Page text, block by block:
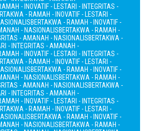
- INOVATIF - LESTARI - INTEGRITAS -
- RAMAH - INOVATIF - LESTARI -
BERTAKWA - RAMAH - INOVATIF -
- NASIONALISBERTAKWA - RAMAH -
- AMANAH - NASIONALISBERTAKWA -
- INTEGRITAS - AMANAH -
- INOVATIF - LESTARI - INTEGRITAS -
- RAMAH - INOVATIF - LESTARI -
BERTAKWA - RAMAH - INOVATIF -
- NASIONALISBERTAKWA - RAMAH -
- AMANAH - NASIONALISBERTAKWA -
- INTEGRITAS - AMANAH -
- INOVATIF - LESTARI - INTEGRITAS -
- RAMAH - INOVATIF - LESTARI -
BERTAKWA - RAMAH - INOVATIF -
- NASIONALISBERTAKWA - RAMAH -